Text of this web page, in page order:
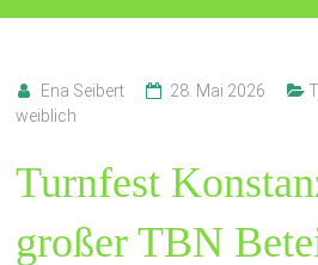
Ena Seibert 28. Mai 2026
weiblich
Turnfest
großer TBN